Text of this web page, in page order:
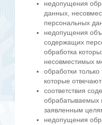
недопущения
данных,
персональных
недопущения
содержащих
обработка
несовместимых
обработки
которые
соответствия
обрабатываемых
заявленным
недопущения